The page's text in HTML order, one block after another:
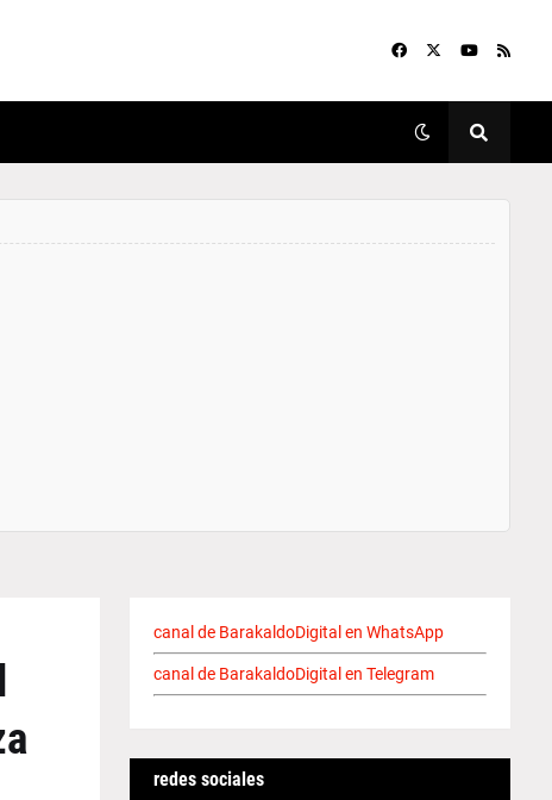
canal de BarakaldoDigital en WhatsApp
canal de BarakaldoDigital en Telegram
redes sociales